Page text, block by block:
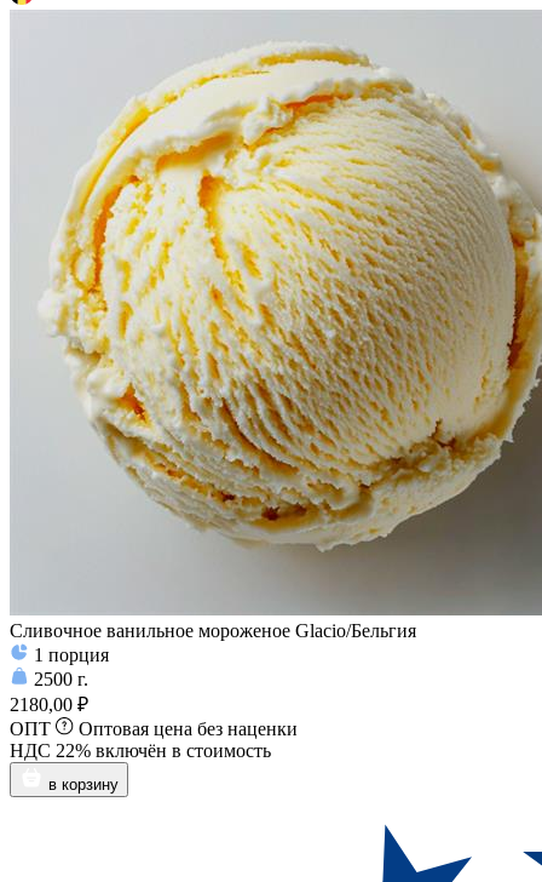
Сливочное ванильное мороженое Glacio/Бельгия
1 порция
2500 г.
2180,00 ₽
ОПТ
Оптовая цена без наценки
НДС 22% включён в стоимость
в корзину